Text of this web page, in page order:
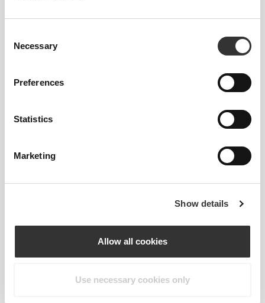
Selection
Necessary
Preferences
Statistics
Marketing
Show details
Allow all cookies
Use necessary cookies only
41"3/4- 45"3/4
34"5/8- 37"3/4
Jeśli nie możesz się zdecydować, wybierz
dopasowanie, lub mniejszy, jeśli wolisz bardziej
rozmiarówką.